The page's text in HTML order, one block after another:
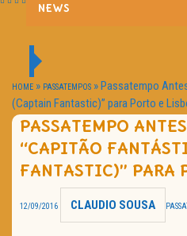
NEWS
HOME CINEMA
NOTA PESSOAL
HOME » PASSATEMPOS »Passatempo
(Captain Fantastic)” para Porto e
PASSATEMPO
“CAPITÃO
FANTASTIC)” PARA
12/09/2016 CLAUDIO SOUSA